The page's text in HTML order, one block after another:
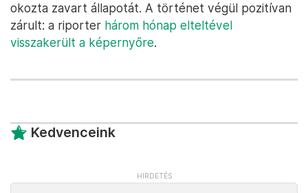
okozta zavart állapotát. A történet végül pozitívan
zárult: a riporter három hónap elteltével
visszakerült a képernyőre.
Kedvenceink